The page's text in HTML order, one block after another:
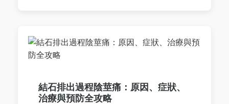
結石排出過程陰莖痛：原因、症狀、
治療與預防全攻略